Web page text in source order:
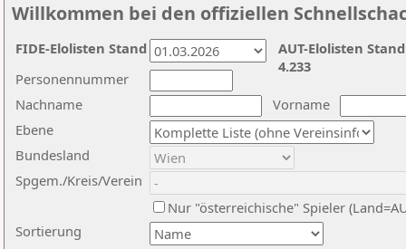
Willkommen bei den offiziellen
Nachname
Vorname
Ebene
Sortierung
Personennummer
Bundesland
Spgem./Kreis/Verein
Nur "österreichische" Spieler
AUT-Elolisten
4.233
FIDE-Elolisten Stand